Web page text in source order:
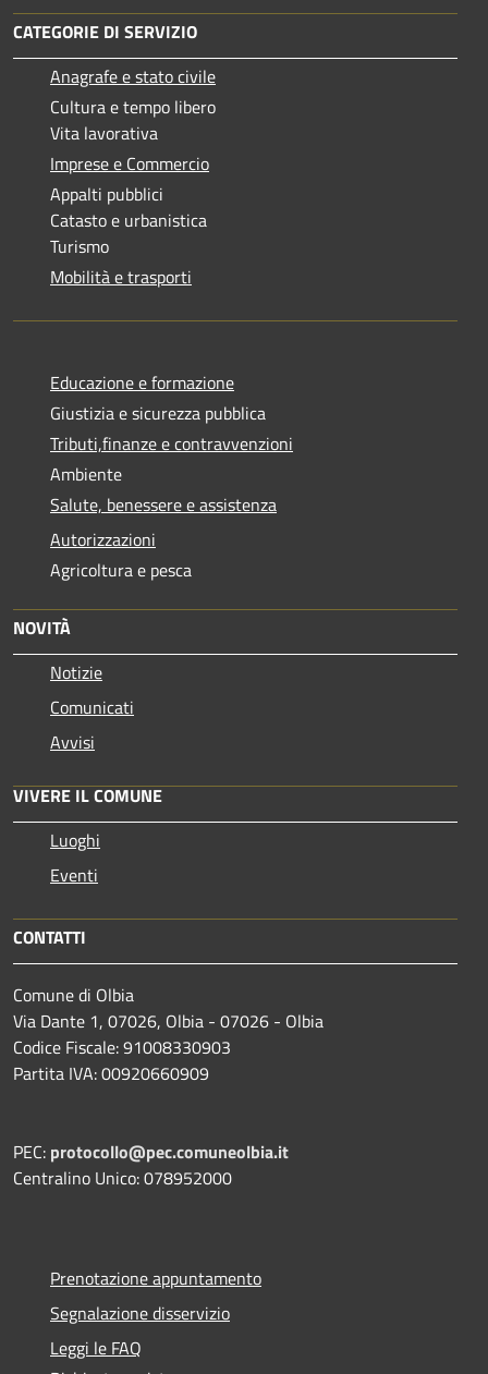
CATEGORIE DI SERVIZIO
Anagrafe e stato civile
Cultura e tempo libero
Vita lavorativa
Imprese e Commercio
Appalti pubblici
Catasto e urbanistica
Turismo
Mobilità e trasporti
Educazione e formazione
Giustizia e sicurezza pubblica
Tributi,finanze e contravvenzioni
Ambiente
Salute, benessere e assistenza
Autorizzazioni
Agricoltura e pesca
NOVITÀ
Notizie
Comunicati
Avvisi
VIVERE IL COMUNE
Luoghi
Eventi
CONTATTI
Comune di Olbia
Via Dante 1, 07026, Olbia - 07026 - Olbia
Codice Fiscale: 91008330903
Partita IVA: 00920660909
PEC: protocollo@pec.comuneolbia.it
Centralino Unico: 078952000
Prenotazione appuntamento
Segnalazione disservizio
Leggi le FAQ